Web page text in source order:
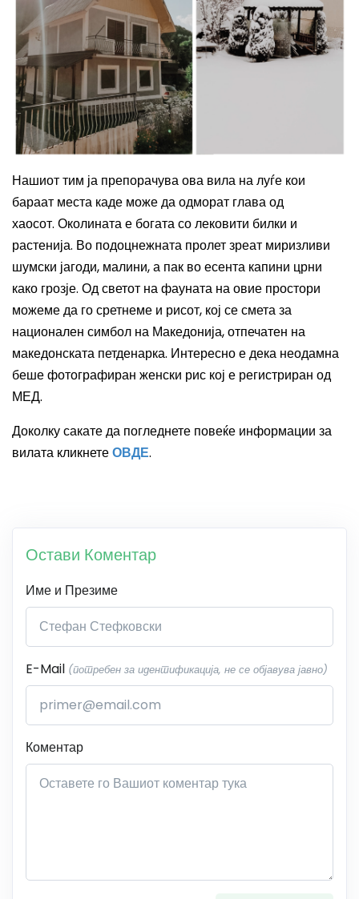
Нашиот тим ја препорачува ова вила на луѓе кои
бараат места каде може да одморат глава од
хаосот. Околината е богата со лековити билки и
растенија. Во подоцнежната пролет зреат миризливи
шумски јагоди, малини, а пак во есента капини црни
како грозје. Од светот на фауната на овие простори
можеме да го сретнеме и рисот, кој се смета за
национален симбол на Македонија, отпечатен на
македонската петденарка. Интересно е дека неодамна
беше фотографиран женски рис кој е регистриран од
МЕД.
Доколку сакате да погледнете повеќе информации за
вилата кликнетеОВДЕ.
Остави Коментар
Име и Презиме
E-Mail (потребен за идентификација, не се објавува јавно)
Коментар